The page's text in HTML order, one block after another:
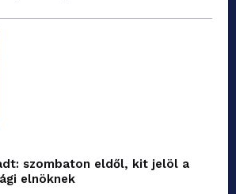
szombaton eldől, kit jelöl a
elnöknek